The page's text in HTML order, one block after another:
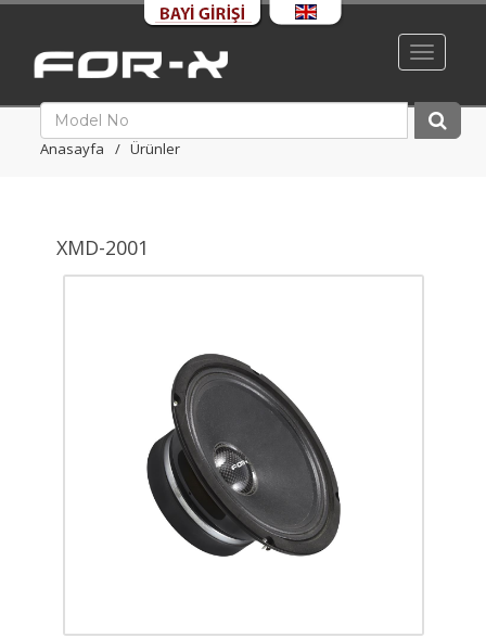
Toggle
Anasayfa Ürünler
XMD-2001